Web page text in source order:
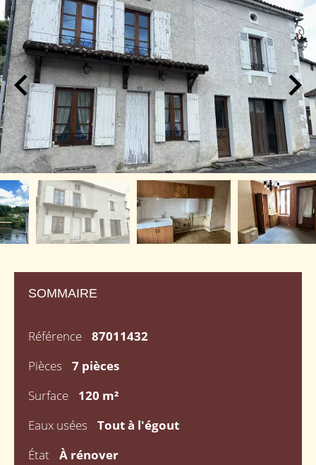
SOMMAIRE
Référence
87011432
Pièces
7 pièces
Surface
120 m²
Eaux usées
Tout à l'égout
État
À rénover